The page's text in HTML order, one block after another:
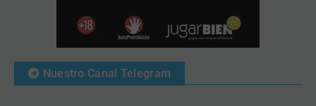
Nuestro Canal Telegram